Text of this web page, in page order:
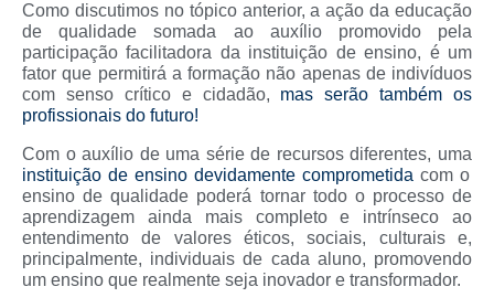
Como discutimos no tópico anterior, a ação da educação
de qualidade somada ao auxílio promovido pela
participação facilitadora da instituição de ensino, é um
fator que permitirá a formação não apenas de indivíduos
com senso crítico e cidadão, mas serão também os
profissionais do futuro!
Com o auxílio de uma série de recursos diferentes, uma
instituição de ensino devidamente comprometida com o
ensino de qualidade poderá tornar todo o processo de
aprendizagem ainda mais completo e intrínseco ao
entendimento de valores éticos, sociais, culturais e,
principalmente, individuais de cada aluno, promovendo
um ensino que realmente seja inovador e transformador.